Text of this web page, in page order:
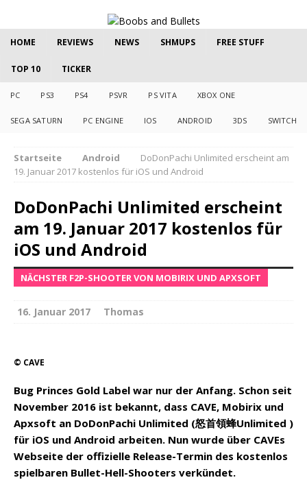
HOME REVIEWS NEWS SHMUPS FREE STUFF
TOP 10 TICKER
PC PS3 PS4 PSVR PS VITA XBOX ONE
SEGA SATURN PC ENGINE IOS ANDROID 3DS SWITCH
Startseite Android
DoDonPachi Unlimited erscheint am
19. Januar 2017 kostenlos für iOS und Android
DoDonPachi Unlimited erscheint
am 19. Januar 2017 kostenlos für
iOS und Android
NÄCHSTER F2P-SHOOTER VON MOBIRIX UND APXSOFT
16. Januar 2017 Thomas
© CAVE
Bug Princes Gold Label war nur der Anfang. Schon seit
November 2016 ist bekannt, dass CAVE, Mobirix und
Apxsoft an DoDonPachi Unlimited (怒首領蜂Unlimited )
für iOS und Android arbeiten. Nun wurde über CAVEs
Webseite der offizielle Release-Termin des kostenlos
spielbaren Bullet-Hell-Shooters verkündet.